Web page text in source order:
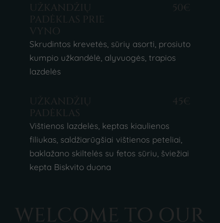
UŽKANDŽIŲ
PADĖKLAS PRIE
VYNO
50€
Skrudintos krevetės, sūrių asorti, prosiuto
kumpio užkandėlė, alyvuogės, trapios
lazdelės
UŽKANDŽIŲ
PADĖKLAS
45€
Vištienos lazdelės, keptas kiaulienos
filiukas, saldžiarūgšiai vištienos peteliai,
baklažano skiltelės su fetos sūriu, šviežiai
kepta Biskvito duona
WELCOME TO OUR